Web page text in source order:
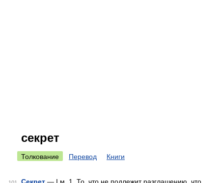
секрет
Толкование Перевод Книги